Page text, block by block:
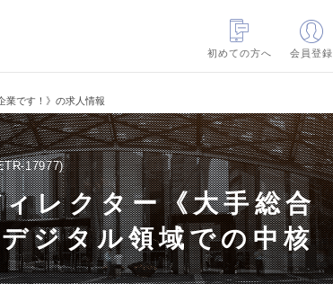
初めての方へ
会員登録
業です！》の求人情報
17977
レクター《大手総合
ジタル領域での中核